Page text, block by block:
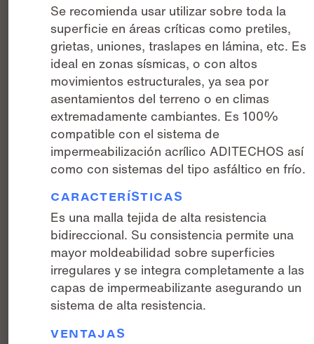
Se recomienda usar utilizar sobre toda la
superficie en áreas críticas como pretiles,
grietas, uniones, traslapes en lámina, etc. Es
ideal en zonas sísmicas, o con altos
movimientos estructurales, ya sea por
asentamientos del terreno o en climas
extremadamente cambiantes. Es 100%
compatible con el sistema de
impermeabilización acrílico ADITECHOS así
como con sistemas del tipo asfáltico en frío.
CARACTERÍSTICAS
Es una malla tejida de alta resistencia
bidireccional. Su consistencia permite una
mayor moldeabilidad sobre superficies
irregulares y se integra completamente a las
capas de impermeabilizante asegurando un
sistema de alta resistencia.
VENTAJAS